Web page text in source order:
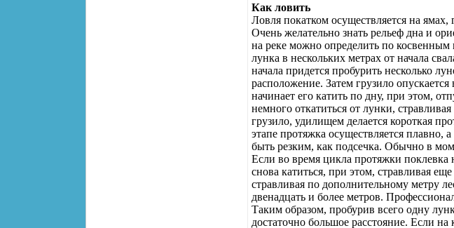
Как ловить
Ловля покатком осуществляется на ямах,
Очень желательно знать рельеф дна и
на реке можно определить по косвенным
лунка в нескольких метрах от начала
начала придется пробурить несколько
расположение. Затем грузило
начинает его катить по дну, при этом,
немного откатиться от лунки,
грузило, удилищем делается короткая
этапе протяжка осуществляется плавно,
быть резким, как подсечка. Обычно в
Если во время цикла протяжки поклевка
снова катиться, при этом, стравливая
стравливая по дополнительному метру
двенадцать и более метров.
Таким образом, пробурив всего одну
достаточно большое расстояние. Если